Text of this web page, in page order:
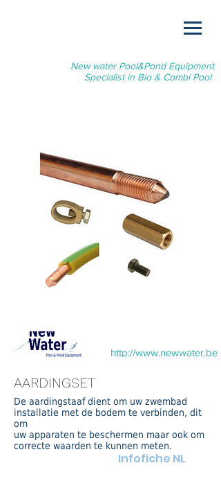
New water Pool&Pond Equipment
Specialist in Bio & Combi Pool
http://www.newwater.be
AARDINGSET
De aardingstaaf dient om uw zwembad
installatie met de bodem te verbinden, dit
om
uw apparaten te beschermen maar ook om
correcte waarden te kunnen meten.
Infofiche NL